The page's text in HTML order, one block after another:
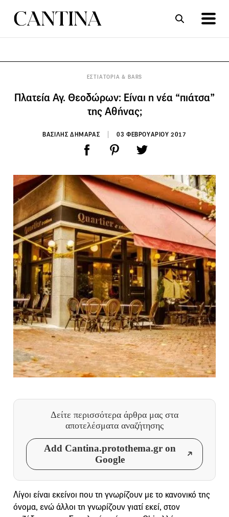
ΕΣΤΙΑΤΟΡΙΑ & BARS
Πλατεία Αγ. Θεοδώρων: Είναι η νέα “πιάτσα”
της Αθήνας;
ΒΑΣΙΛΗΣ ΔΗΜΑΡΑΣ 03 ΦΕΒΡΟΥΑΡΙΟΥ 2017
Δείτε περισσότερα άρθρα μας στα
αποτελέσματα αναζήτησης
Add Cantina.protothema.gr on
Google
Λίγοι είναι εκείνοι που τη γνωρίζουν με το κανονικό της
όνομα, ενώ άλλοι τη γνωρίζουν γιατί εκεί, στον